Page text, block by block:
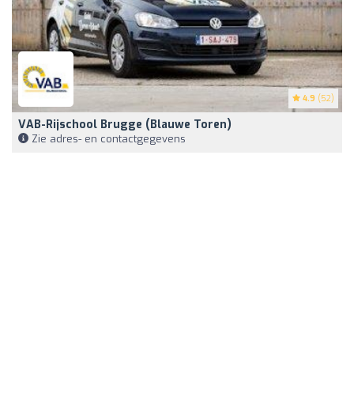
4.9 (52)
VAB-Rijschool Brugge (Blauwe Toren)
Zie adres- en contactgegevens